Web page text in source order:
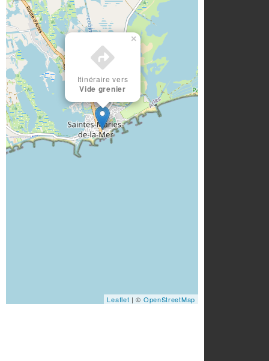
Itinéraire vers
Vide grenier
×
Leaflet | © OpenStreetMap